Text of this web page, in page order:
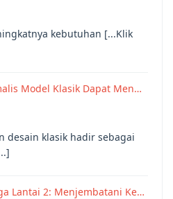
kebutuhan [...Klik
Model Klasik Dapat Men…
desain klasik hadir sebagai
Lantai 2: Menjembatani Ke…